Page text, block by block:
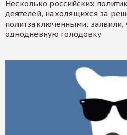
Несколько российских
деятелей, находящихся за
политзаключенными, заявили,
однодневную голодовку